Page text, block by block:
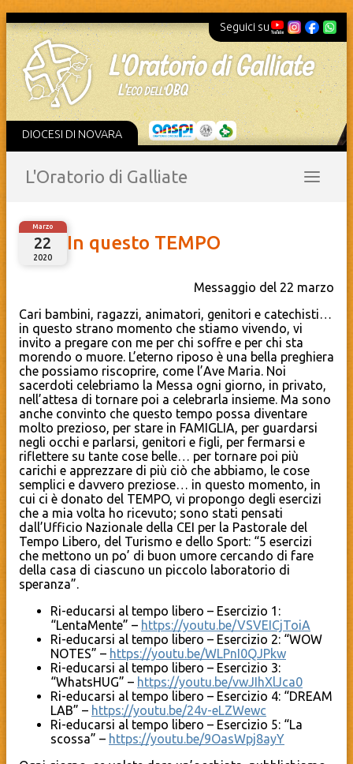
Seguici su
DIOCESI DI NOVARA
L'Oratorio di Galliate
Marzo
22
2020
In questo TEMPO
Messaggio del 22 marzo
Cari bambini, ragazzi, animatori, genitori e catechisti…
in questo strano momento che stiamo vivendo, vi
invito a pregare con me per chi soffre e per chi sta
morendo o muore. L’eterno riposo è una bella preghiera
che possiamo riscoprire, come l’Ave Maria. Noi
sacerdoti celebriamo la Messa ogni giorno, in privato,
nell’attesa di tornare poi a celebrarla insieme. Ma sono
anche convinto che questo tempo possa diventare
molto prezioso, per stare in FAMIGLIA, per guardarsi
negli occhi e parlarsi, genitori e figli, per fermarsi e
riflettere su tante cose belle… per tornare poi più
carichi e apprezzare di più ciò che abbiamo, le cose
semplici e davvero preziose… in questo momento, in
cui ci è donato del TEMPO, vi propongo degli esercizi
che a mia volta ho ricevuto; sono stati pensati
dall’Ufficio Nazionale della CEI per la Pastorale del
Tempo Libero, del Turismo e dello Sport: “5 esercizi
che mettono un po’ di buon umore cercando di fare
della casa di ciascuno un piccolo laboratorio di
speranza”.
Ri-educarsi al tempo libero – Esercizio 1:
“LentaMente” – https://youtu.be/VSVEICjToiA
Ri-educarsi al tempo libero – Esercizio 2: “WOW
NOTES” – https://youtu.be/WLPnI0QJPkw
Ri-educarsi al tempo libero – Esercizio 3:
“WhatsHUG” – https://youtu.be/vwJIhXlJca0
Ri-educarsi al tempo libero – Esercizio 4: “DREAM
LAB” – https://youtu.be/24v-eLZWewc
Ri-educarsi al tempo libero – Esercizio 5: “La
scossa” – https://youtu.be/9OasWpj8ayY